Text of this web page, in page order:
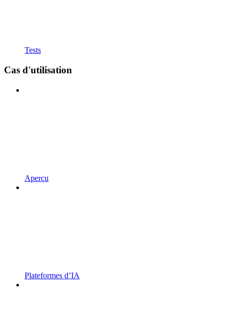
Tests
Cas d'utilisation
Aperçu
Plateformes d’IA